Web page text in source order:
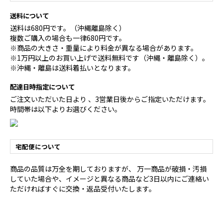
送料について
送料は680円です。（沖縄離島除く）
複数ご購入の場合も一律680円です。
※商品の大きさ・重量により料金が異なる場合があります。
※1万円以上のお買い上げで送料無料です（沖縄・離島除く）。
※沖縄・離島は送料着払いとなります。
配達日時指定について
ご注文いただいた日より 、3営業日後からご指定いただけます。
時間帯は以下よりお選びください。
宅配便について
商品の品質は万全を期しておりますが、 万一商品が破損・汚損
していた場合や、イメージと異なる商品など3日以内にご連絡い
ただければすぐに交換・返品受付いたします。